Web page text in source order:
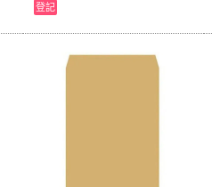
登記